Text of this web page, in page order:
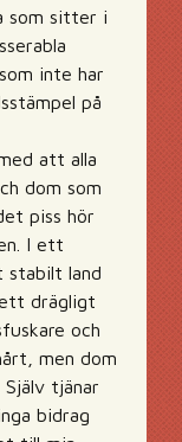
som sitter i
inte har
på
att alla
dom som
piss hör
I ett
stabilt land
ett drägligt
och
men dom
tjänar
bidrag